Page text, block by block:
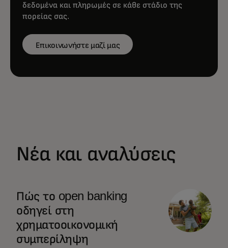
δεδομένα και πληρωμές σε κάθε στάδιο της
πορείας σας.
Επικοινωνήστε μαζί μας
Νέα και αναλύσεις
Πώς το open banking
οδηγεί στη
χρηματοοικονομική
συμπερίληψη